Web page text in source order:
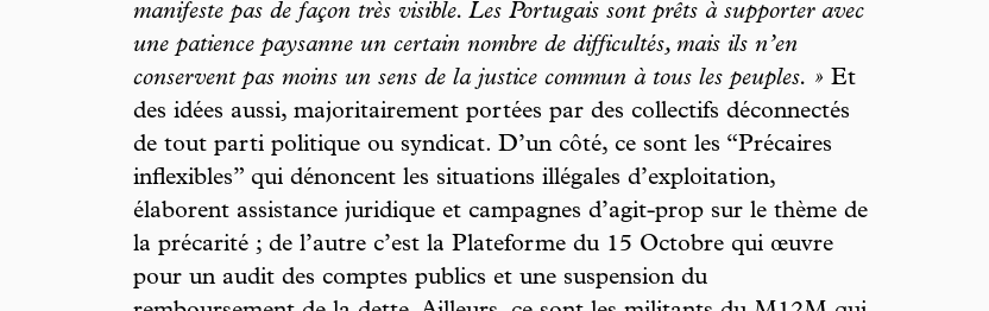
manifeste pas de façon très visible. Les Portugais sont prêts à supporter avec
une patience paysanne un certain nombre de difficultés, mais ils n’en
conservent pas moins un sens de la justice commun à tous les peuples. » Et
des idées aussi, majoritairement portées par des collectifs déconnectés
de tout parti politique ou syndicat. D’un côté, ce sont les “Précaires
inflexibles” qui dénoncent les situations illégales d’exploitation,
élaborent assistance juridique et campagnes d’agit-prop sur le thème de
la précarité ; de l’autre c’est la Plateforme du 15 Octobre qui œuvre
pour un audit des comptes publics et une suspension du